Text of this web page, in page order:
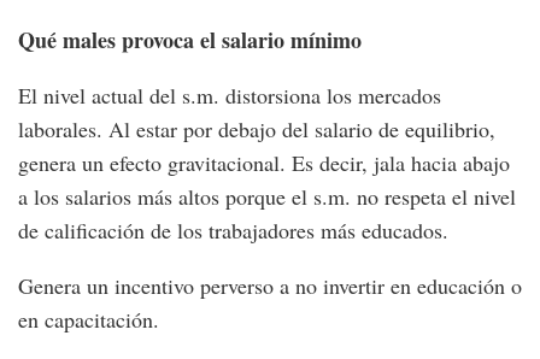
Qué males provoca el salario mínimo
El nivel actual del s.m. distorsiona los mercados
laborales. Al estar por debajo del salario de equilibrio,
genera un efecto gravitacional. Es decir, jala hacia abajo
a los salarios más altos porque el s.m. no respeta el nivel
de calificación de los trabajadores más educados.
Genera un incentivo perverso a no invertir en educación o
en capacitación.